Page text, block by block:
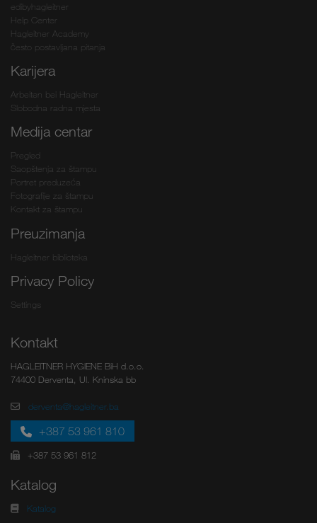
edibyhagleitner
Help Center
Hagleitner Academy
često postavljana pitanja
Karijera
Arbeiten bei Hagleitner
Slobodna radna mjesta
Medija centar
Pregled
Saopštenja za štampu
Portret preduzeća
Fotografije za štampu
Kontakt za štampu
Preuzimanja
Hagleitner biblioteka
Privacy Policy
Settings
Kontakt
HAGLEITNER HYGIENE BiH d.o.o.
74400 Derventa, Ul. Kninska bb
derventa@hagleitner.ba
+387 53 961 810
+387 53 961 812
Katalog
Katalog